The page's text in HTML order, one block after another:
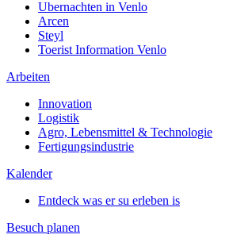
Ubernachten in Venlo
Arcen
Steyl
Toerist Information Venlo
Arbeiten
Innovation
Logistik
Agro, Lebensmittel & Technologie
Fertigungsindustrie
Kalender
Entdeck was er su erleben is
Besuch planen